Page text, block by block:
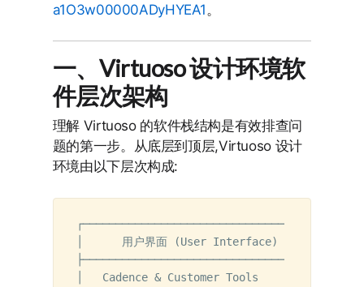
a1O3w00000ADyHYEA1 。
一、Virtuoso 设计环境软
件层次架构
理解 Virtuoso 的软件栈结构是有效排查问
题的第一步。从底层到顶层,Virtuoso 设计
环境由以下层次构成:
┌─────────────────────────────────────┐
│      用户界面 (User Interface)       │
├─────────────────────────────────────┤
│   Cadence & Customer Tools          │